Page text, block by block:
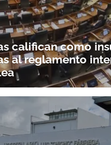
califican como
al reglamento